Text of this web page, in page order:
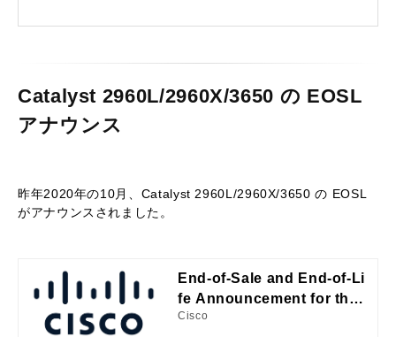
Catalyst 2960L/2960X/3650 の EOSL
アナウンス
昨年2020年の10月、Catalyst 2960L/2960X/3650 の EOSL
がアナウンスされました。
End-of-Sale and End-of-Li
fe Announcement for the
Cisco Catalyst 2960X Pro
Cisco